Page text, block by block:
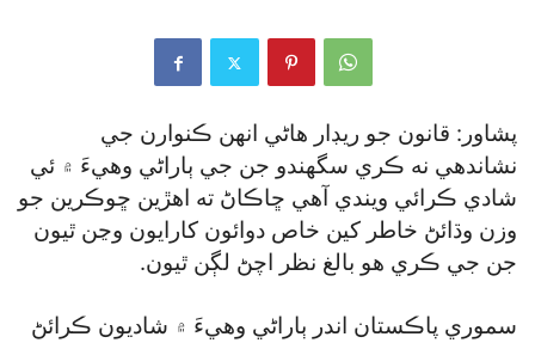
پشاور: قانون جو ريڊار هاڻي انهن ڪنوارن جي
نشاندهي نه ڪري سگھندو جن جي ٻاراڻي وهيءَ ۾ ئي
شادي ڪرائي ويندي آهي ڇاڪاڻ ته اهڙين ڇوڪرين جو
وزن وڌائڻ خاطر کين خاص دوائون کارايون وڃن ٿيون
جن جي ڪري هو بالغ نظر اچڻ لڳن ٿيون.
سموري پاڪستان اندر ٻاراڻي وهيءَ ۾ شاديون ڪرائڻ